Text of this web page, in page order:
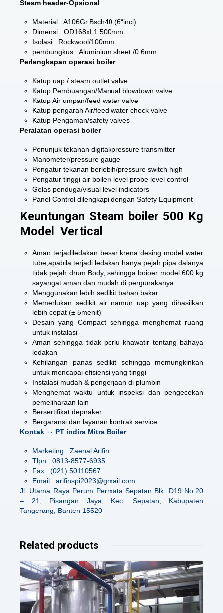
Steam header-Opsional
Material : A106Gr.Bsch40 (6“inci)
Dimensi : OD168xL1.500mm
Isolasi : Rockwool/100mm
pembungkus : Aluminium sheet /0.6mm
Perlengkapan operasi boiler
Katup uap / steam outlet valve
Katup Pembuangan/Manual blowdown valve
Katup Air umpan/feed water valve
Katup pengarah Air/feed water check valve
Katup Pengaman/safety valves
Peralatan operasi boiler
Penunjuk tekanan digital/pressure transmitter
Manometer/pressure gauge
Pengatur tekanan berlebih/pressure switch high
Pengatur tinggi air boiler/ level probe level control
Gelas penduga/visual level indicators
Panel Control dilengkapi dengan Safety Equipment
Keuntungan Steam boiler 500 Kg
Model Vertical
Aman terjadiledakan besar krena desing model water
tube,apabila terjadi ledakan hanya pejah pipa dalanya
tidak pejah drum Body, sehingga boioer model 600 kg
sayangat aman dan mudah di pergunakanya.
Menggunakan lebih sedikit bahan bakar
Memerlukan sedikit air namun uap yang dihasilkan
lebih cepat (± 5menit)
Desain yang Compact sehingga menghemat ruang
untuk instalasi
Aman sehingga tidak perlu khawatir tentang bahaya
ledakan
Kehilangan panas sedikit sehingga memungkinkan
untuk mencapai efisiensi yang tinggi
Instalasi mudah & pengerjaan di plumbin
Menghemat waktu untuk inspeksi dan pengecekan
pemeliharaan lain
Bersertifikat depnaker
Bergaransi dan layanan kontrak service
Kontak ⇔ PT indira Mitra Boiler
Marketing : Zaenal Arifin
Tlpn : 0813-8577-6935
Fax : (021) 50110567
Email : arifinspi2023@gmail.com
Jl. Utama Raya Perum Permata Sepatan Blk. D19 No.20
– 21, Pisangan Jaya, Kec. Sepatan, Kabupaten
Tangerang, Banten 15520
Related products
Details